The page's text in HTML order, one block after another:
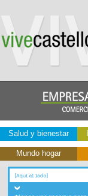
Salud y bienestar
Mundo hogar